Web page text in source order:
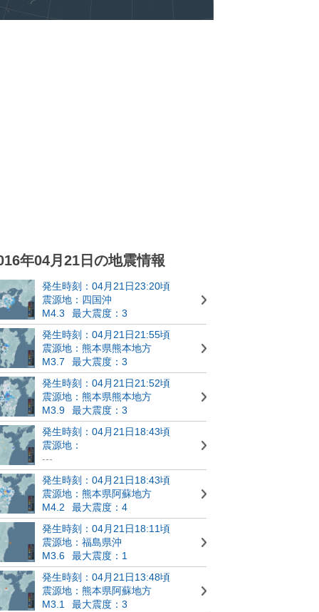
年04月21日の地震情報
発生時刻：04月21日23:20頃
震源地：四国沖
M4.3
最大震度：3
発生時刻：04月21日21:55頃
震源地：熊本県熊本地方
M3.7
最大震度：3
発生時刻：04月21日21:52頃
震源地：熊本県熊本地方
M3.9
最大震度：3
発生時刻：04月21日18:43頃
震源地：
---
発生時刻：04月21日18:43頃
震源地：熊本県阿蘇地方
M4.2
最大震度：4
発生時刻：04月21日18:11頃
震源地：福島県沖
M3.6
最大震度：1
発生時刻：04月21日13:48頃
震源地：熊本県阿蘇地方
M3.1
最大震度：3